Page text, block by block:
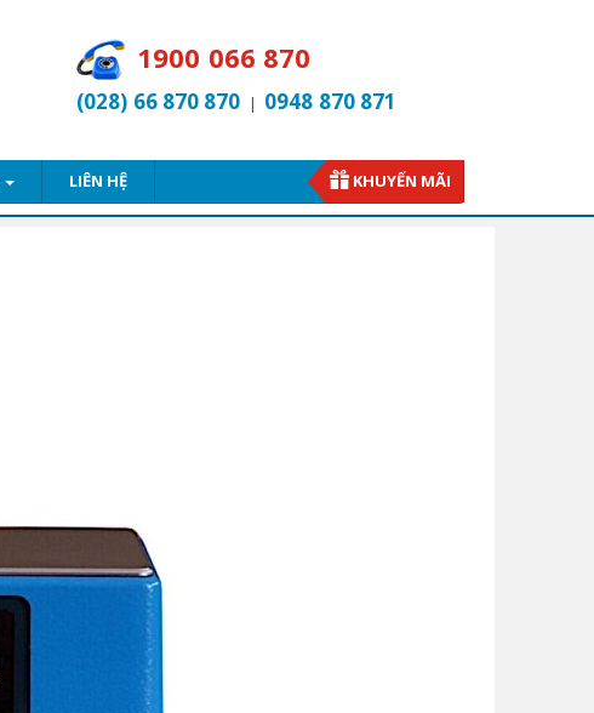
1900 066 870
(028) 66 870 870 | 0948 870 871
LIÊN HỆ KHUYẾN MÃI